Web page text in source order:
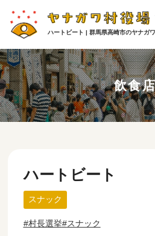
ハートビート | 群馬県高崎市のヤナガ
飲食
ハートビート
スナック
村長選挙 スナック